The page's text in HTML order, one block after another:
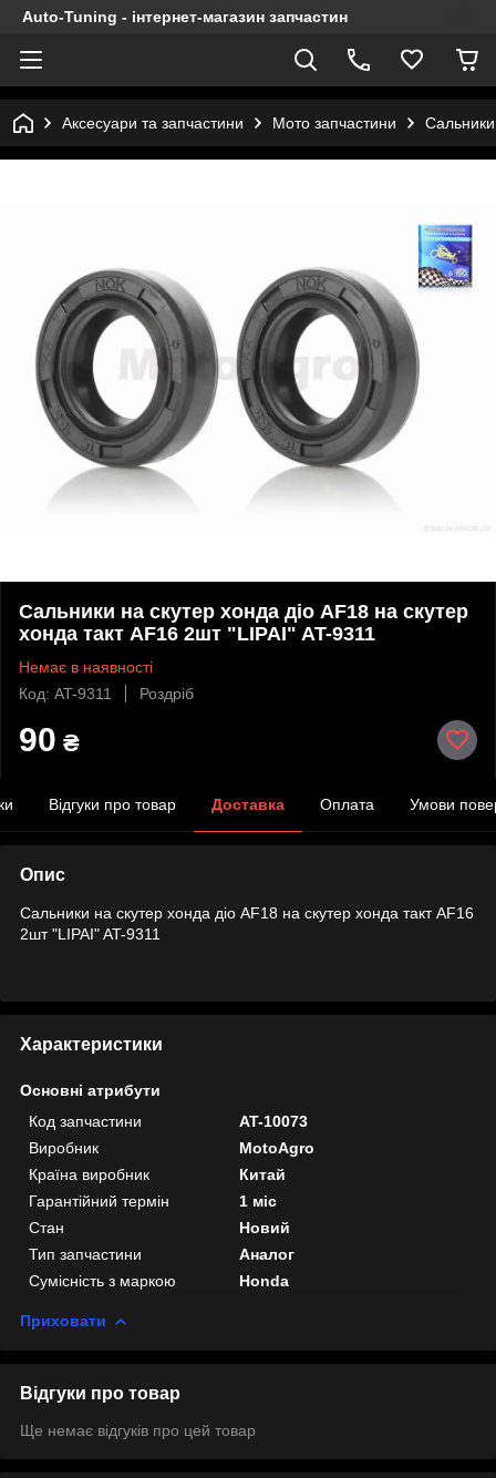
Auto-Tuning - інтернет-магазин запчастин
Аксесуари та запчастини Мото запчастини
Сальники на скутер хонда діо AF18 на скутер
хонда такт AF16 2шт "LIPAI" AT-9311
Немає в наявності
Код: AT-9311
Роздріб
90 ₴
Відгуки про товар Доставка Оплата Умови
Опис
Сальники на скутер хонда діо AF18 на скутер хонда такт AF16
2шт "LIPAI" AT-9311
Характеристики
Основні атрибути
Код запчастини
AT-10073
Виробник
MotoAgro
Країна виробник
Китай
Гарантійний термін
1 міс
Стан
Новий
Тип запчастини
Аналог
Сумісність з маркою
Honda
Приховати
Відгуки про товар
Ще немає відгуків про цей товар